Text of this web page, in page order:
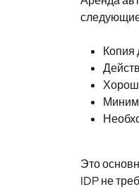
Копия
Это
IDP не